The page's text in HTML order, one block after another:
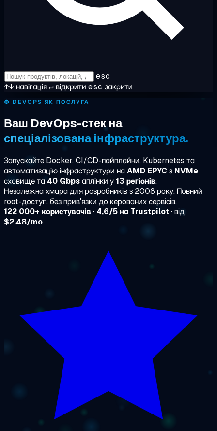
esc
↑↓ навігація↵відкрити esc закрити
⚙️ DEVOPS ЯК ПОСЛУГА
Ваш DevOps-стек на
спеціалізована інфраструктура.
Запускайте Docker, CI/CD-пайплайни, Kubernetes та
автоматизацію інфраструктури наAMD EPYCз NVMe
сховище та 40 Gbpsаплінки у13 регіонів.
Незалежна хмара для розробників з 2008 року. Повний
root-доступ, без прив'язки до керованих сервісів.
122 000+ користувачів· 4,6/5 на Trustpilot· від
$2.48/mo